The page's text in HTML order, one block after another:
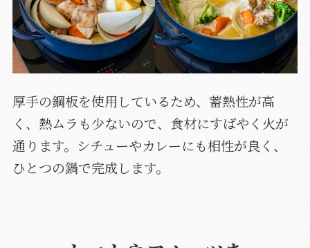
厚手の鋼板を使用しているため、蓄熱性が高
く、熱ムラも少ないので、食材にすばやく火が
通ります。シチューやカレーにも相性が良く、
ひとつの鍋で完成します。